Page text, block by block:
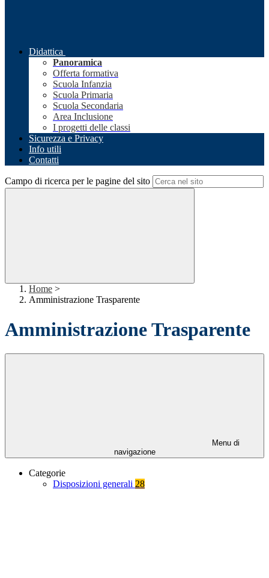
Didattica
Panoramica
Offerta formativa
Scuola Infanzia
Scuola Primaria
Scuola Secondaria
Area Inclusione
I progetti delle classi
Sicurezza e Privacy
Info utili
Contatti
Campo di ricerca per le pagine del sito
Home >
Amministrazione Trasparente
Amministrazione Trasparente
Menu di
navigazione
Categorie
Disposizioni generali 28